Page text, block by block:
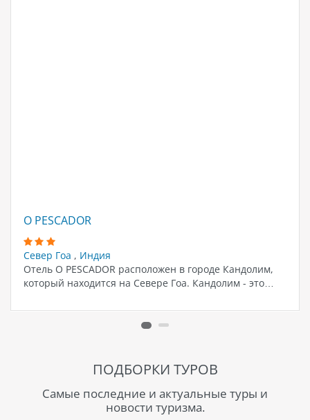
O PESCADOR
Север Гоа , Индия
Отель O PESCADOR расположен в городе Кандолим,
который находится на Севере Гоа. Кандолим - это…
ПОДБОРКИ ТУРОВ
Самые последние и актуальные туры и
новости туризма.